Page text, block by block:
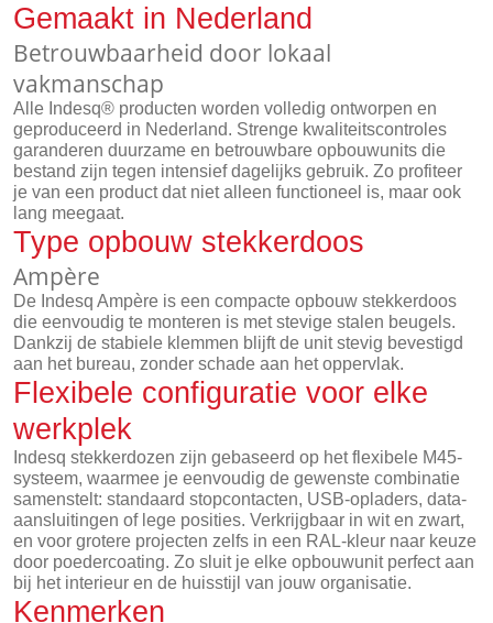
Gemaakt in Nederland
Betrouwbaarheid door lokaal
vakmanschap
Alle Indesq® producten worden volledig ontworpen en
geproduceerd in Nederland. Strenge kwaliteitscontroles
garanderen duurzame en betrouwbare opbouwunits die
bestand zijn tegen intensief dagelijks gebruik. Zo profiteer
je van een product dat niet alleen functioneel is, maar ook
lang meegaat.
Type opbouw stekkerdoos
Ampère
De Indesq Ampère is een compacte opbouw stekkerdoos
die eenvoudig te monteren is met stevige stalen beugels.
Dankzij de stabiele klemmen blijft de unit stevig bevestigd
aan het bureau, zonder schade aan het oppervlak.
Flexibele configuratie voor elke
werkplek
Indesq stekkerdozen zijn gebaseerd op het flexibele M45-
systeem, waarmee je eenvoudig de gewenste combinatie
samenstelt: standaard stopcontacten, USB-opladers, data-
aansluitingen of lege posities. Verkrijgbaar in wit en zwart,
en voor grotere projecten zelfs in een RAL-kleur naar keuze
door poedercoating. Zo sluit je elke opbouwunit perfect aan
bij het interieur en de huisstijl van jouw organisatie.
Kenmerken